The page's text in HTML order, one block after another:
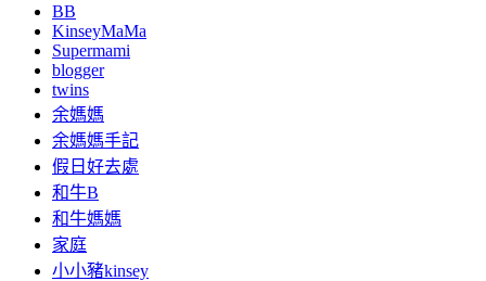
BB
KinseyMaMa
Supermami
blogger
twins
余媽媽
余媽媽手記
假日好去處
和牛B
和牛媽媽
家庭
小小豬kinsey